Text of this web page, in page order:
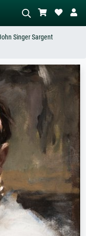
la scena – es. prato verde,
con molto rosso, dipinto a
nudo in piedi vicino a un
Singer Sargent